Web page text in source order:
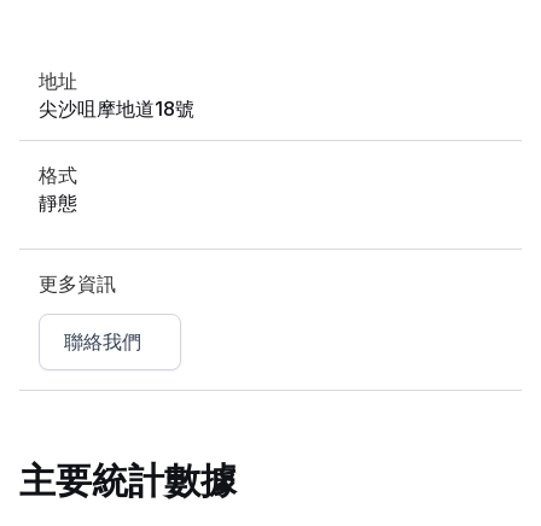
地址
尖沙咀摩地道18號
格式
靜態
更多資訊
聯絡我們
主要統計數據